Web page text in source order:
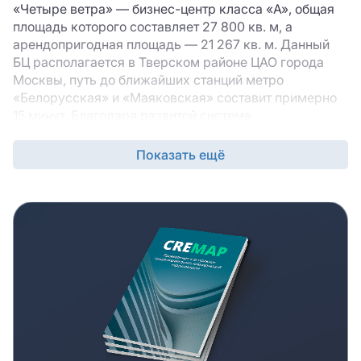
«Четыре ветра» — бизнес-центр класса «A», общая
площадь которого составляет 27 800 кв. м, а
арендопригодная площадь — 21 267 кв. м. Данный
БЦ располагается в Тверском районе ЦАО города
Москвы, путь до ближайших станций метро
«Белорусская» и «Маяковская» составит примерно
можно добраться практически из любой точки
Тверского района. Транспортная доступность БЦ
предпочитает использовать собственный
автотранспорт: рядом находятся такие крупные
автомагистрали, как Тверская-Ямская улица, ТТК,
Ленинградский проспект, Садовое кольцо. Для
посетителей БЦ предназначен многоуровневая
подземная парковка на 180 мест. Индивидуальный
дизайн БЦ придает ему своеобразный внешний вид,
который привлекает внимание прохожих и
посетителей. Панорамное остекление здания БЦ
Показать ещё